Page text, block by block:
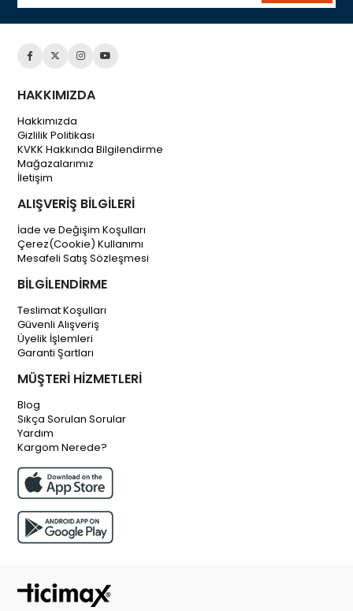
HAKKIMIZDA
Hakkımızda
Gizlilik Politikası
KVKK Hakkında Bilgilendirme
Mağazalarımız
İletişim
ALIŞVERİŞ BİLGİLERİ
İade ve Değişim Koşulları
Çerez(Cookie) Kullanımı
Mesafeli Satış Sözleşmesi
BİLGİLENDİRME
Teslimat Koşulları
Güvenli Alışveriş
Üyelik İşlemleri
Garanti Şartları
MÜŞTERİ HİZMETLERİ
Blog
Sıkça Sorulan Sorular
Yardım
Kargom Nerede?